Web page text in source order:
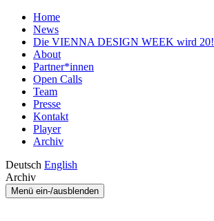
Home
News
Die VIENNA DESIGN WEEK wird 20!
About
Partner*innen
Open Calls
Team
Presse
Kontakt
Player
Archiv
Deutsch English
Archiv
Menü ein-/ausblenden